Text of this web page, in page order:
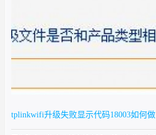
tplinkwifi升级失败显示代码18003如何做